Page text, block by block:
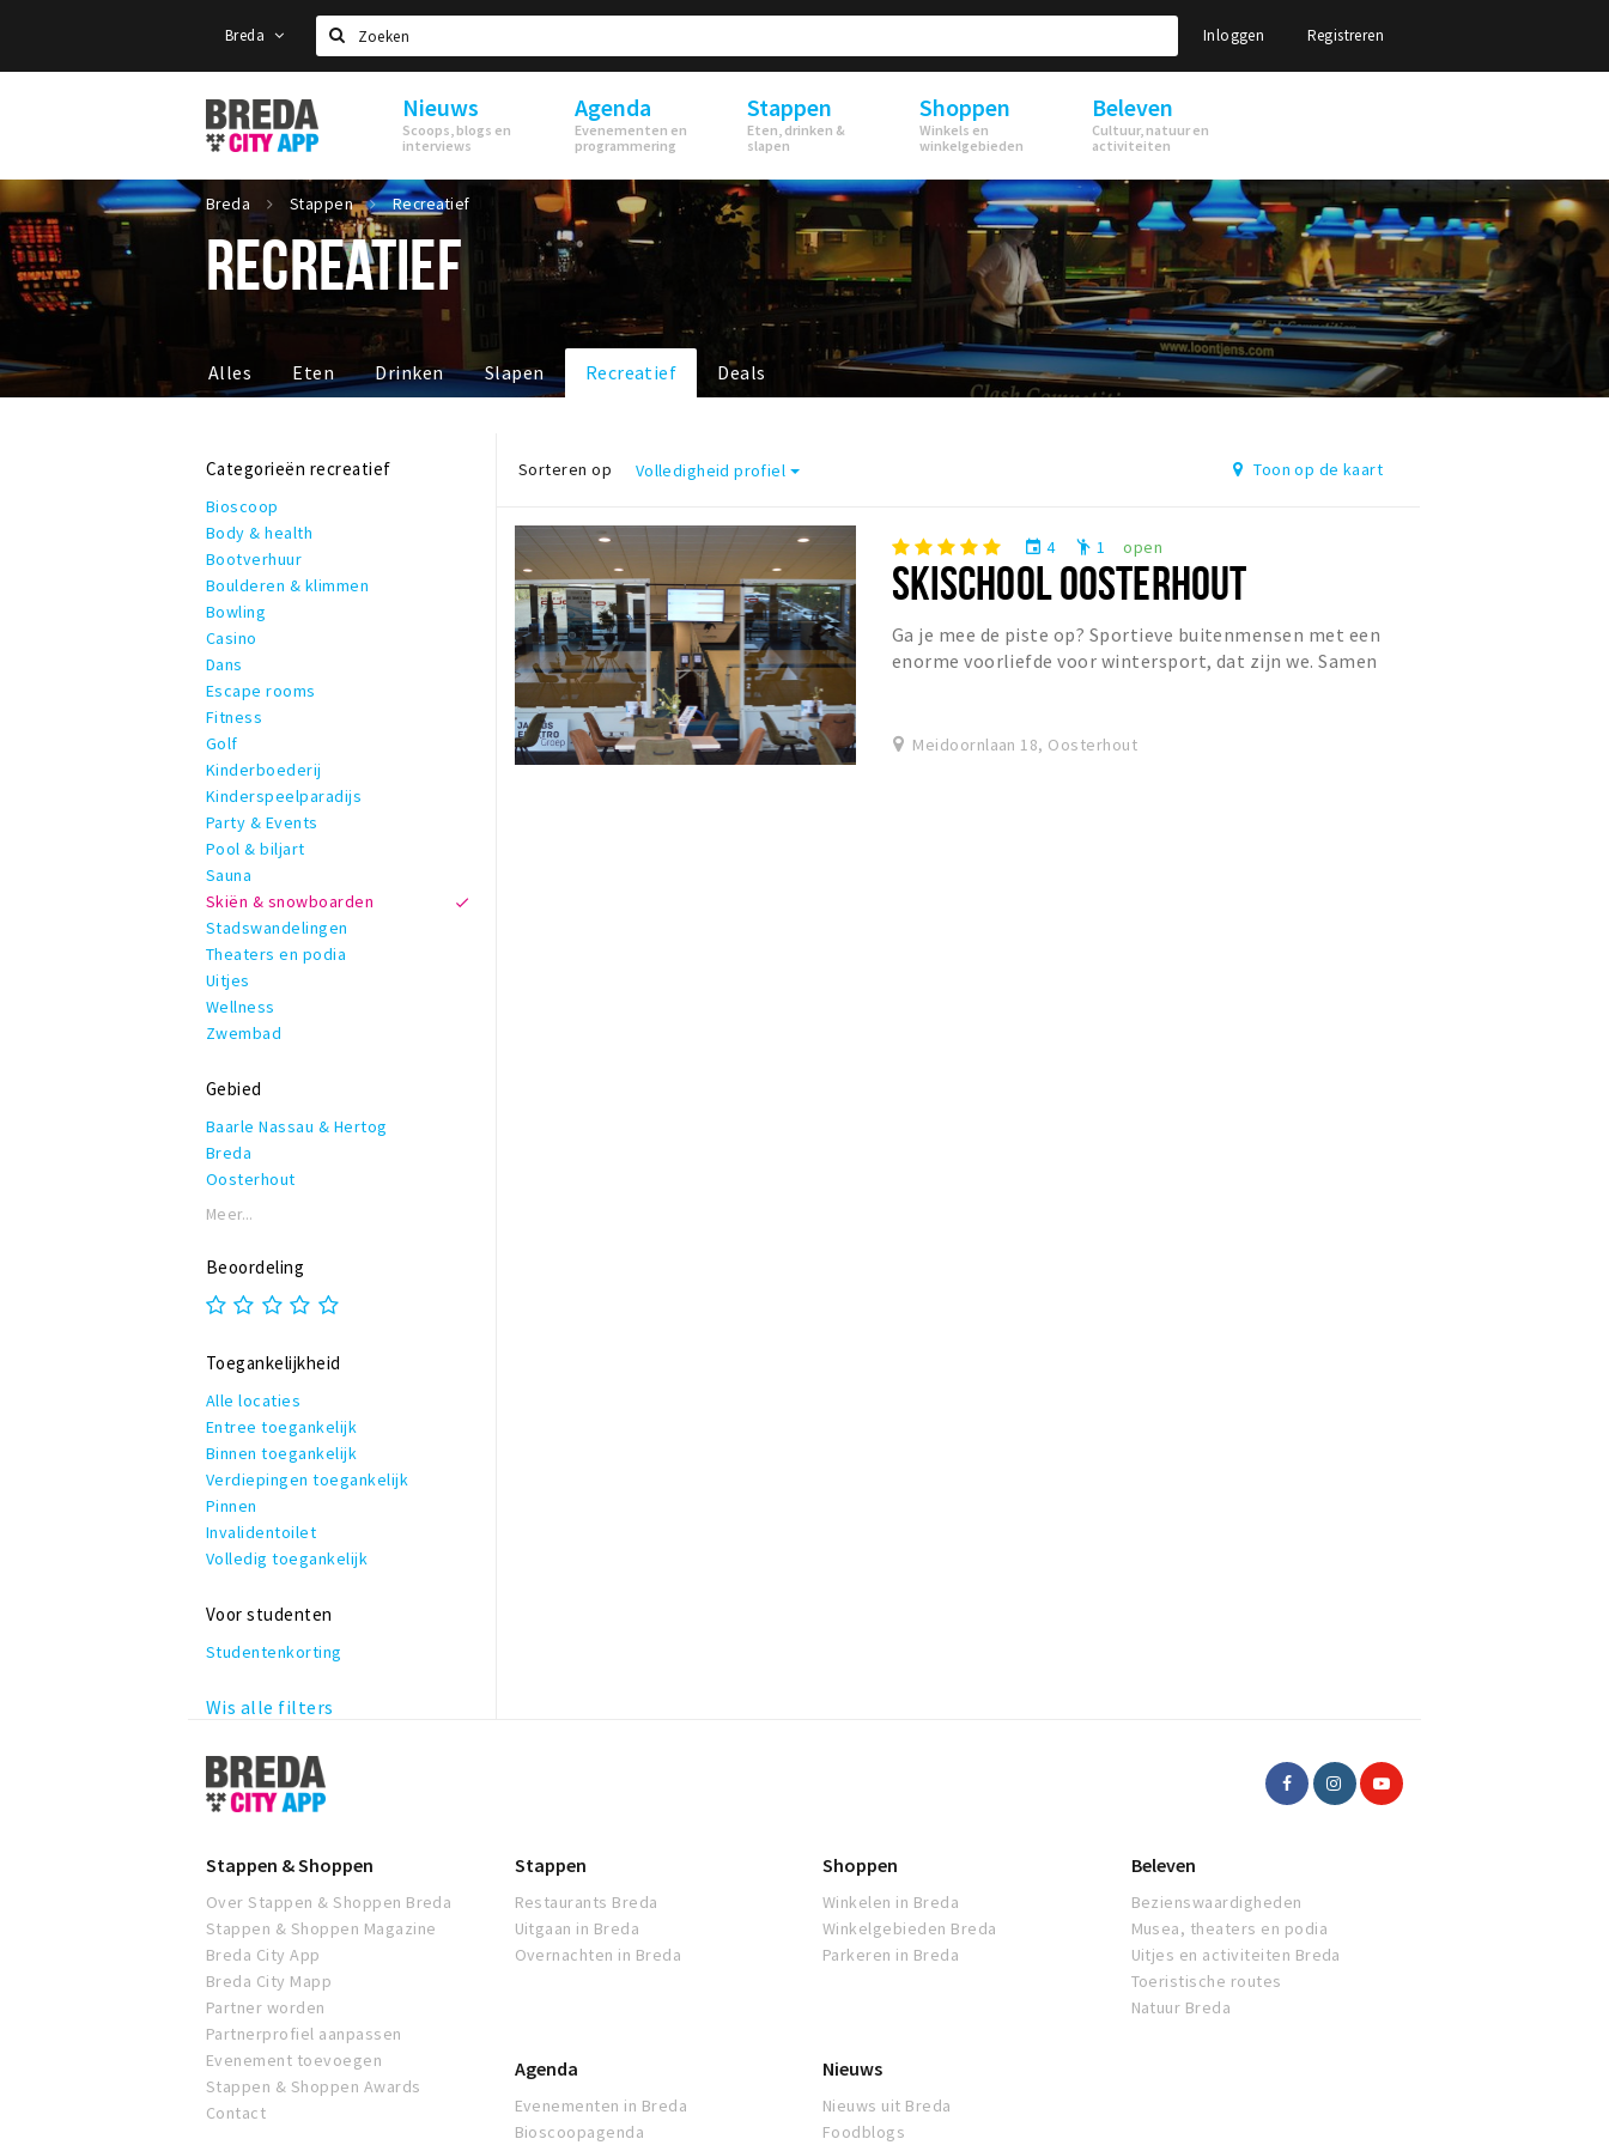
Breda
Zoeken
Inloggen Registreren
Stappen
&
Shoppen
Breda
Nieuws
Scoops, blogs en
interviews
Agenda
Evenementen en
programmering
Stappen
Eten, drinken &
slapen
Shoppen
Winkels en
winkelgebieden
Beleven
Cultuur, natuur en
activiteiten
Breda Stappen Recreatief
RECREATIEF
Alles Eten Drinken Slapen Recreatief Deals
Categorieën recreatief
Bioscoop
Body & health
Bootverhuur
Boulderen & klimmen
Bowling
Casino
Dans
Escape rooms
Fitness
Golf
Kinderboederij
Kinderspeelparadijs
Party & Events
Pool & biljart
Sauna
Skiën & snowboarden
Stadswandelingen
Theaters en podia
Uitjes
Wellness
Zwembad
Gebied
Baarle Nassau & Hertog
Breda
Oosterhout
Meer...
Beoordeling
Toegankelijkheid
Alle locaties
Entree toegankelijk
Binnen toegankelijk
Verdiepingen toegankelijk
Pinnen
Invalidentoilet
Volledig toegankelijk
Voor studenten
Studentenkorting
Wis alle filters
Sorteren op Volledigheid profiel Toon op de kaart
event 4 emoji_people 1 open
SKISCHOOL OOSTERHOUT
Ga je mee de piste op? Sportieve buitenmensen met een
enorme voorliefde voor wintersport, dat zijn we. Samen
Meidoornlaan 18, Oosterhout
Stappen
&
Shoppen
Stappen & Shoppen
Over Stappen & Shoppen Breda
Stappen & Shoppen Magazine
Breda City App
Breda City Mapp
Partner worden
Partnerprofiel aanpassen
Evenement toevoegen
Stappen & Shoppen Awards
Contact
Stappen
Restaurants Breda
Uitgaan in Breda
Overnachten in Breda
Shoppen
Winkelen in Breda
Winkelgebieden Breda
Parkeren in Breda
Beleven
Bezienswaardigheden
Musea, theaters en podia
Uitjes en activiteiten Breda
Toeristische routes
Natuur Breda
Agenda
Evenementen in Breda
Bioscoopagenda
Nieuws
Nieuws uit Breda
Foodblogs